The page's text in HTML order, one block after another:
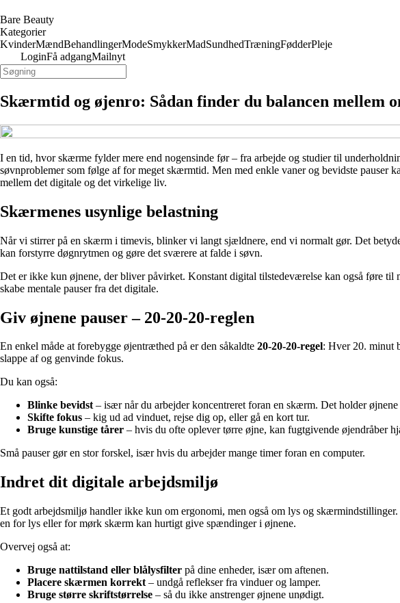
Bare Beauty
Kategorier
KvinderMændBehandlingerModeSmykkerMadSundhedTræningFødderPleje
LoginFå adgangMailnyt
Skærmtid og øjenro: Sådan finder du balancen mellem
I en tid, hvor skærme fylder mere end nogensinde før – fra arbejde og studier til
søvnproblemer som følge af for meget skærmtid. Men med enkle vaner og bevidste pauser
mellem det digitale og det virkelige liv.
Skærmenes usynlige belastning
Når vi stirrer på en skærm i timevis, blinker vi langt sjældnere, end vi normalt gør. Det
kan forstyrre døgnrytmen og gøre det sværere at falde i søvn.
Det er ikke kun øjnene, der bliver påvirket. Konstant digital tilstedeværelse kan også føre
skabe mentale pauser fra det digitale.
Giv øjnene pauser – 20-20-20-reglen
En enkel måde at forebygge øjentræthed på er den såkaldte 20-20-20-regel: Hver 20. minut
slappe af og genvinde fokus.
Du kan også:
Blinke bevidst– især når du arbejder koncentreret foran en skærm. Det holder
Skifte fokus – kig ud ad vinduet, rejse dig op, eller gå en kort tur.
Bruge kunstige tårer – hvis du ofte oplever tørre øjne, kan fugtgivende øjendråber
Små pauser gør en stor forskel, især hvis du arbejder mange timer foran en computer.
Indret dit digitale arbejdsmiljø
Et godt arbejdsmiljø handler ikke kun om ergonomi, men også om lys og
en for lys eller for mørk skærm kan hurtigt give spændinger i øjnene.
Overvej også at:
Bruge nattilstand eller blålysfilter på dine enheder, især om aftenen.
Placere skærmen korrekt – undgå reflekser fra vinduer og lamper.
Bruge større skriftstørrelse – så du ikke anstrenger øjnene unødigt.